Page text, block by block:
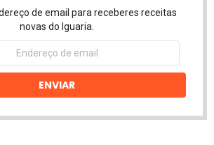
de email para receberes receitas
novas do Iguaria.
ENVIAR